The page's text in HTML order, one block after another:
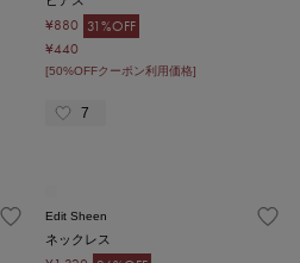
¥880 31%OFF
¥440
[50%OFFクーポン利用価格]
7
Edit Sheen
ネックレス